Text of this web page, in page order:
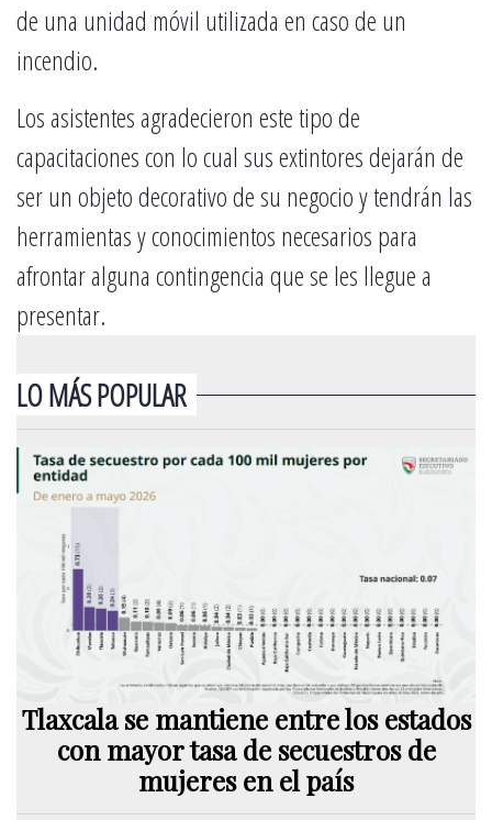
de una unidad móvil utilizada en caso de un
incendio.
Los asistentes agradecieron este tipo de
capacitaciones con lo cual sus extintores dejarán de
ser un objeto decorativo de su negocio y tendrán las
herramientas y conocimientos necesarios para
afrontar alguna contingencia que se les llegue a
presentar.
LO MÁS POPULAR
Tlaxcala se mantiene entre los estados
con mayor tasa de secuestros de
mujeres en el país